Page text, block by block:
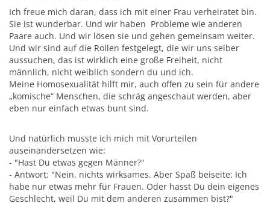
Ich freue mich daran, dass ich mit einer Frau verheiratet bin.
Sie ist wunderbar. Und wir haben Probleme wie anderen
Paare auch. Und wir lösen sie und gehen gemeinsam weiter.
Und wir sind auf die Rollen festgelegt, die wir uns selber
aussuchen, das ist wirklich eine große Freiheit, nicht
männlich, nicht weiblich sondern du und ich.
Meine Homosexualität hilft mir, auch offen zu sein für andere
„komische“ Menschen, die schräg angeschaut werden, aber
eben nur einfach etwas bunt sind.
Und natürlich musste ich mich mit Vorurteilen
auseinandersetzen wie:
- "Hast Du etwas gegen Männer?"
- Antwort: "Nein, nichts wirksames. Aber Spaß beiseite: Ich
habe nur etwas mehr für Frauen. Oder hasst Du dein eigenes
Geschlecht, weil Du mit dem anderen zusammen bist?"